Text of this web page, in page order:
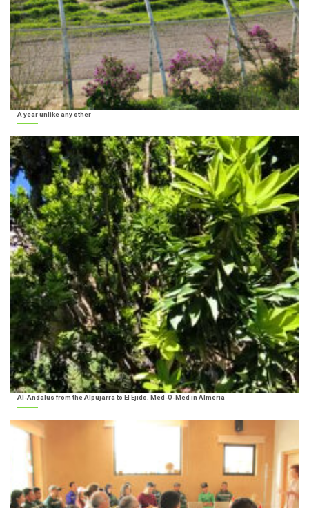
A year unlike any other
Al-Andalus from the Alpujarra to El Ejido. Med-O-Med in Almería